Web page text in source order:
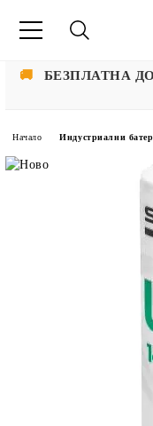
🚚 БЕЗПЛАТНА
Начало Индустриални